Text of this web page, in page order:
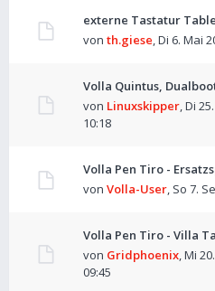
externe Tastatur
von th.giese,Di 6. Mai
Volla Quintus,
von Linuxskipper,Di
10:18
Volla Pen Tiro -
von Volla-User, So 7.
Volla Pen Tiro - Villa
von Gridphoenix,Mi
09:45